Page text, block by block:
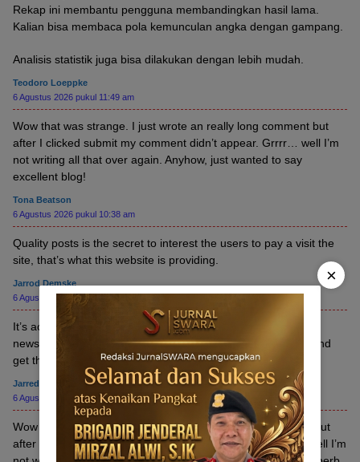
Rekap ini membantu pengguna membandingkan hasil lama.
Kalian bisa membaca pola kemunculan angka dengan gampang.
Analisis statistik juga bisa dilakukan dengan lebih mudah.
Teodoro Loeppke
6 Agustus 2026 pukul 11:49 am
Wow that was strange. I just wrote an really long comment but
after I clicked submit my comment didn’t appear. Grrrr… well I’m
not writing all that over again. Anyhow, just wanted to say
excellent blog!
Tona Beatson
6 Agustus 2026 pukul 10:38 am
Quality posts is the secret to interest the users to pay a visit the
site, that’s what this website is providing.
Jarrod Demske
6 Agustus 2026 pukul 4:19 am
It’s actually very complicated in this full of activity life to listen
news on TV, so I just use world wide web for that purpose, and
get the most recent information.
Jarred Zauala
6 Agustus 2026 pukul 2:07 am
Wow that was odd. I just wrote an incredibly long comment but
after I clicked submit my comment didn’t show up. Grrrr… well I’m
×